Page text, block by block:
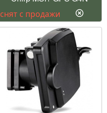
снят с продажи